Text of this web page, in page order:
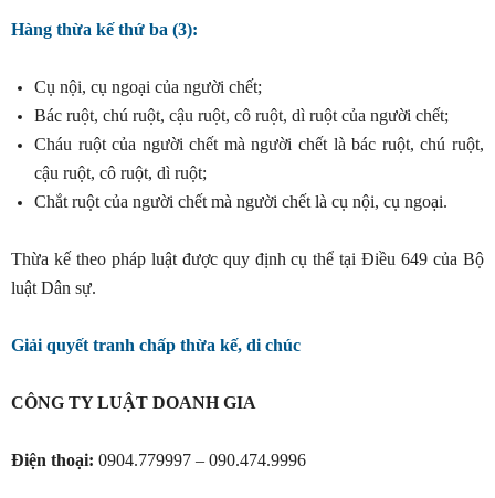
Hàng thừa kế thứ ba (3):
Cụ nội, cụ ngoại của người chết;
Bác ruột, chú ruột, cậu ruột, cô ruột, dì ruột của người chết;
Cháu ruột của người chết mà người chết là bác ruột, chú ruột,
cậu ruột, cô ruột, dì ruột;
Chắt ruột của người chết mà người chết là cụ nội, cụ ngoại.
Thừa kế theo pháp luật được quy định cụ thể tại Điều 649 của Bộ
luật Dân sự.
Giải quyết tranh chấp thừa kế, di chúc
CÔNG TY LUẬT DOANH GIA
Điện thoại: 0904.779997 – 090.474.9996